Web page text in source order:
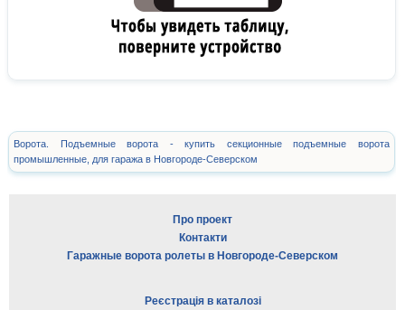
Ворота. Подъемные ворота - купить секционные подъемные ворота
промышленные, для гаража в Новгороде-Северском
Про проект
Контакти
Гаражные ворота ролеты в Новгороде-Северском
Реєстрація в каталозі